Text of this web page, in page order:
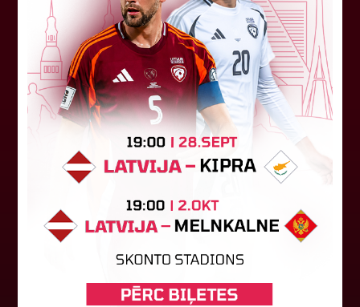
klubam beidzās eirokausu...
08. augusts 2026.
LFF DK 6. augusta lēmumi
LFF Disciplinārlietu komitejas sēdes protokols